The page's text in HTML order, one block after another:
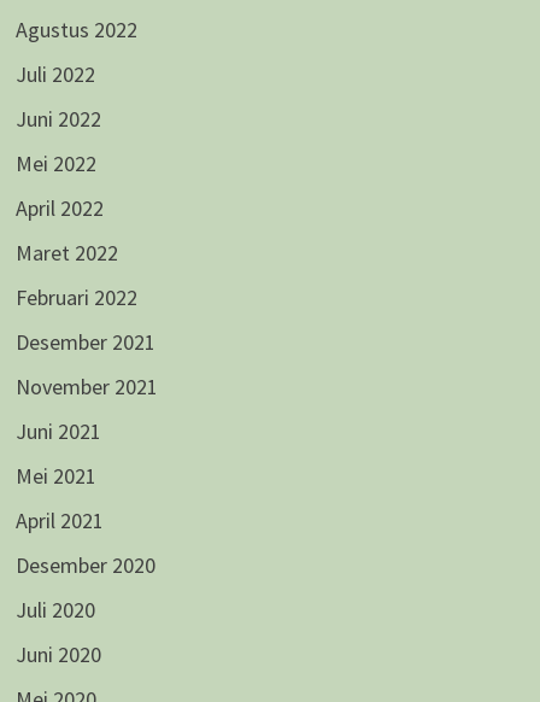
Agustus 2022
Juli 2022
Juni 2022
Mei 2022
April 2022
Maret 2022
Februari 2022
Desember 2021
November 2021
Juni 2021
Mei 2021
April 2021
Desember 2020
Juli 2020
Juni 2020